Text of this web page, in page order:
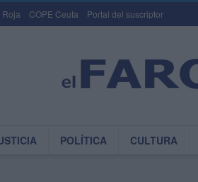
Roja COPE Ceuta Portal del suscriptor
POLÍTICA CULTURA